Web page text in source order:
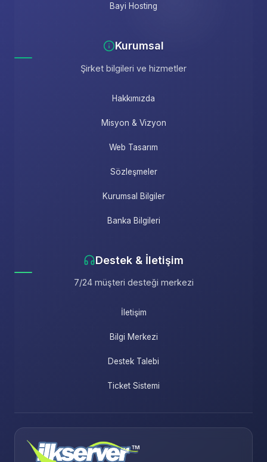
Bayi Hosting
Kurumsal
Şirket bilgileri ve hizmetler
Hakkımızda
Misyon & Vizyon
Web Tasarım
Sözleşmeler
Kurumsal Bilgiler
Banka Bilgileri
Destek & İletişim
7/24 müşteri desteği merkezi
İletişim
Bilgi Merkezi
Destek Talebi
Ticket Sistemi